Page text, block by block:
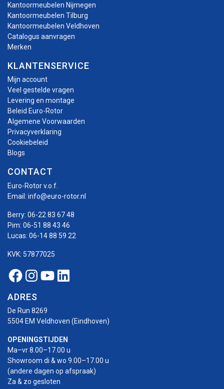
Kantoormeubelen Nijmegen
Kantoormeubelen Tilburg
Kantoormeubelen Veldhoven
Catalogus aanvragen
Merken
KLANTENSERVICE
Mijn account
Veel gestelde vragen
Levering en montage
Beleid Euro-Rotor
Algemene Voorwaarden
Privacyverklaring
Cookiebeleid
Blogs
CONTACT
Euro-Rotor v.o.f.
Email: info@euro-rotor.nl
Berry: 06-22 83 67 48
Pim: 06-51 88 43 46
Lucas: 06-14 88 59 22
KVK: 57877025
Facebook Euro-rotor
Instagram Euro-rotor
Youtube Euro-rotor
Linkedin Euro-rotor
ADRES
De Run 8269
5504 EM Veldhoven (Eindhoven)
OPENINGSTIJDEN
Ma–vr 8.00–17.00 u
Showroom di & wo 9.00–17.00 u
(andere dagen op afspraak)
Za & zo gesloten